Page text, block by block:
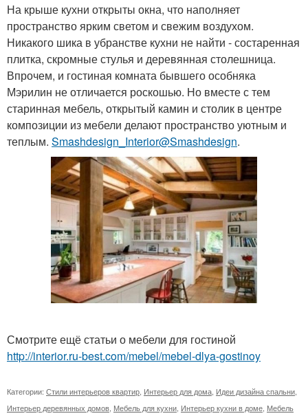
На крыше кухни открыты окна, что наполняет
пространство ярким светом и свежим воздухом.
Никакого шика в убранстве кухни не найти - состаренная
плитка, скромные стулья и деревянная столешница.
Впрочем, и гостиная комната бывшего особняка
Мэрилин не отличается роскошью. Но вместе с тем
старинная мебель, открытый камин и столик в центре
композиции из мебели делают пространство уютным и
теплым. Smashdesign_Interior@Smashdesign.
Смотрите ещё статьи о мебели для гостиной
http://interior.ru-best.com/mebel/mebel-dlya-gostinoy
Категории: Стили интерьеров квартир, Интерьер для дома, Идеи дизайна спальни,
Интерьер деревянных домов, Мебель для кухни, Интерьер кухни в доме, Мебель